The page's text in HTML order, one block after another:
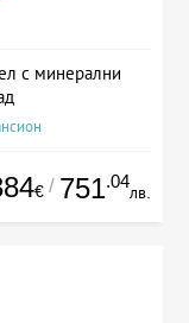
с минерални
€ / 751.04
лв.